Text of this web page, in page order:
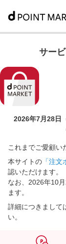
サー
2026年7月28日
これまでご愛顧い
本サイトの 「注文
認いただけます。
なお、2026年10
ます。
詳細につきまして
い。